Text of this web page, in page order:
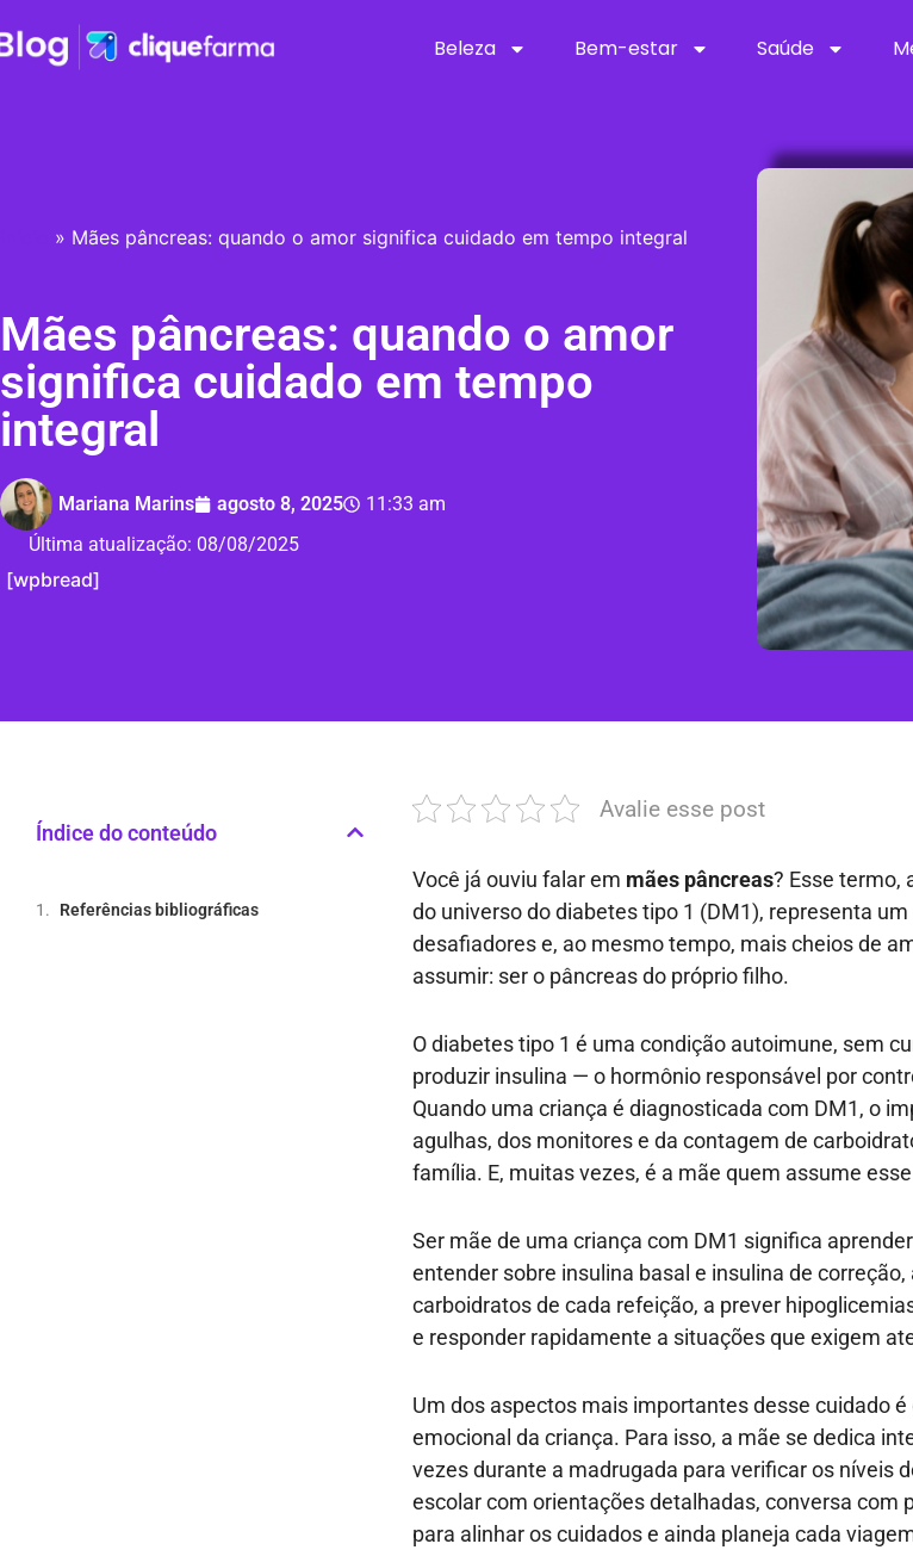
Beleza Bem-estar Saúde
» Mães pâncreas: quando o amor significa cuidado em tempo integral
Mães pâncreas: quando o amor
significa cuidado em tempo
integral
Mariana Marins agosto 8, 2025
11:33 am
Última atualização: 08/08/2025
[wpbread]
Índice do conteúdo
Referências bibliográficas
Avalie esse post
Você já ouviu falar em mães pâncreas? Esse termo,
do universo do diabetes tipo 1 (DM1), representa
desafiadores e, ao mesmo tempo, mais cheios de
assumir: ser o pâncreas do próprio filho.
O diabetes tipo 1 é uma condição autoimune, sem
produzir insulina — o hormônio responsável por
Quando uma criança é diagnosticada com DM1, o
agulhas, dos monitores e da contagem de
família. E, muitas vezes, é a mãe quem assume
Ser mãe de uma criança com DM1 significa
entender sobre insulina basal e insulina de
carboidratos de cada refeição, a prever
e responder rapidamente a situações que exigem
Um dos aspectos mais importantes desse cuidado
emocional da criança. Para isso, a mãe se dedica
vezes durante a madrugada para verificar os níveis
escolar com orientações detalhadas, conversa com
para alinhar os cuidados e ainda planeja cada